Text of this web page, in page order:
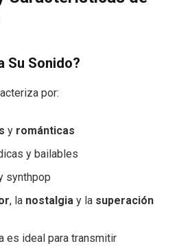
Su Sonido?
por:
y románticas
y bailables
synthpop
, la nostalgia y la superación
es ideal para transmitir